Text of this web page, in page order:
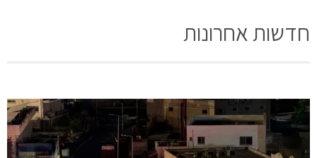
חדשות אחרונות